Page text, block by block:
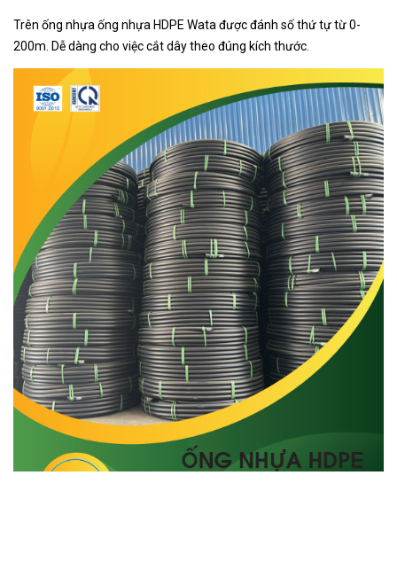
Trên ống nhựa ống nhựa HDPE Wata được đánh số thứ tự từ 0-
200m. Dễ dàng cho việc cắt dây theo đúng kích thước.